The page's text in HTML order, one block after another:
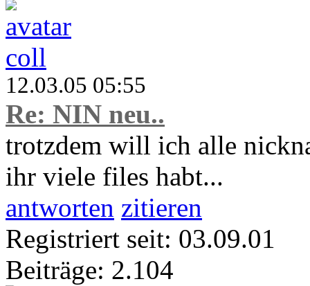
coll
12.03.05 05:55
Re: NIN neu..
trotzdem will ich alle
ihr viele files habt...
antworten zitieren
Registriert seit: 03.09.01
Beiträge: 2.104